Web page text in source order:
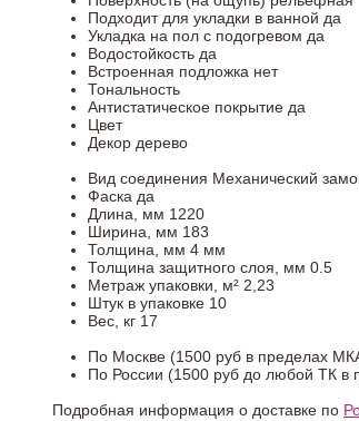
Подходит для укладки в ванной да
Укладка на пол c подогревом да
Водостойкость да
Встроенная подложка нет
Тональность
Антистатическое покрытие да
Цвет
Декор дерево
Вид соединения Механический
Фаска да
Длина, мм 1220
Ширина, мм 183
Толщина, мм 4 мм
Толщина защитного слоя, мм 0.5
Метраж упаковки, м² 2,23
Штук в упаковке 10
Вес, кг 17
По Москве (1500 руб в пределах
По России (1500 руб до любой ТК в
Подробная информация о доставке по